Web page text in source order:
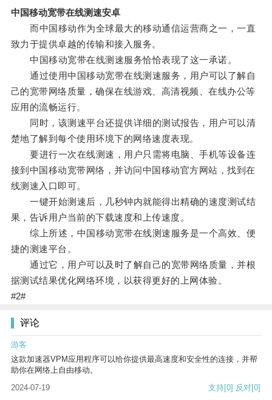
中国移动宽带在线测速安卓
而中国移动作为全球最大的移动通信运营商之一，一直
致力于提供卓越的传输和接入服务。
中国移动宽带在线测速服务恰恰表现了这一承诺。
通过使用中国移动宽带在线测速服务，用户可以了解自
己的宽带网络质量，确保在线游戏、高清视频、在线办公等
应用的流畅运行。
同时，该测速平台还提供详细的测试报告，用户可以清
楚地了解到每个使用环境下的网络速度表现。
要进行一次在线测速，用户只需将电脑、手机等设备连
接到中国移动宽带网络，并访问中国移动官方网站，找到在
线测速入口即可。
一键开始测速后，几秒钟内就能得出精确的速度测试结
果，告诉用户当前的下载速度和上传速度。
综上所述，中国移动宽带在线测速服务是一个高效、便
捷的测速平台。
通过它，用户可以及时了解自己的宽带网络质量，并根
据测试结果优化网络环境，以获得更好的上网体验。
#2#
评论
游客
这款加速器VPM应用程序可以给你提供最高速度和安全性的连接，并帮
助你在网络上自由移动。
2024-07-19
支持[0] 反对[0]